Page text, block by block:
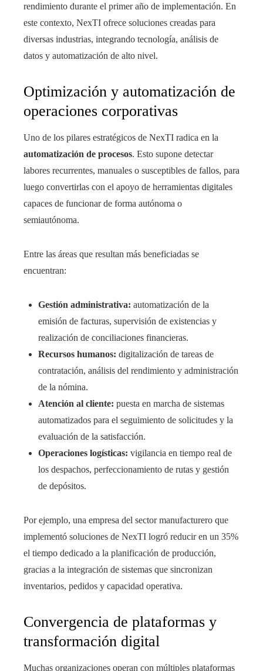
rendimiento durante el primer año de implementación. En
este contexto, NexTI ofrece soluciones creadas para
diversas industrias, integrando tecnología, análisis de
datos y automatización de alto nivel.
Optimización y automatización de
operaciones corporativas
Uno de los pilares estratégicos de NexTI radica en la
automatización de procesos. Esto supone detectar
labores recurrentes, manuales o susceptibles de fallos, para
luego convertirlas con el apoyo de herramientas digitales
capaces de funcionar de forma autónoma o
semiautónoma.
Entre las áreas que resultan más beneficiadas se
encuentran:
Gestión administrativa: automatización de la
emisión de facturas, supervisión de existencias y
realización de conciliaciones financieras.
Recursos humanos: digitalización de tareas de
contratación, análisis del rendimiento y administración
de la nómina.
Atención al cliente: puesta en marcha de sistemas
automatizados para el seguimiento de solicitudes y la
evaluación de la satisfacción.
Operaciones logísticas: vigilancia en tiempo real de
los despachos, perfeccionamiento de rutas y gestión
de depósitos.
Por ejemplo, una empresa del sector manufacturero que
implementó soluciones de NexTI logró reducir en un 35%
el tiempo dedicado a la planificación de producción,
gracias a la integración de sistemas que sincronizan
inventarios, pedidos y capacidad operativa.
Convergencia de plataformas y
transformación digital
Muchas organizaciones operan con múltiples plataformas